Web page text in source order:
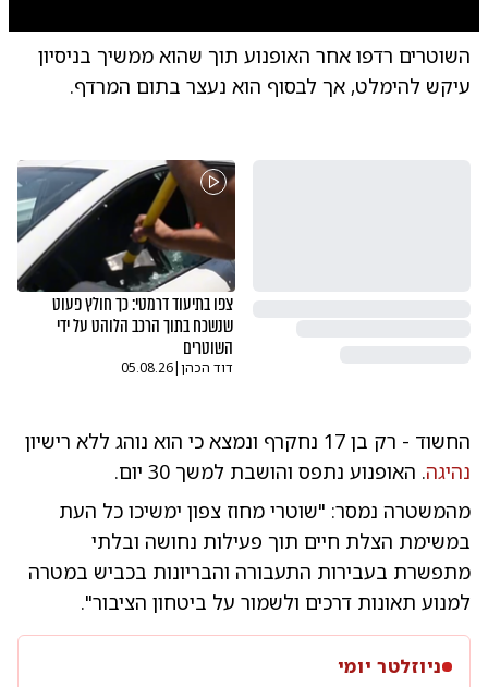
השוטרים רדפו אחר האופנוע תוך שהוא ממשיך בניסיון
עיקש להימלט, אך לבסוף הוא נעצר בתום המרדף.
צפו בתיעוד דרמטי: כך חולץ פעוט
שנשכח בתוך הרכב הלוהט על ידי
השוטרים
דוד הכהן|
05.08.26
החשוד - רק בן 17 נחקרף ונמצא כי הוא נוהג ללא רישיון
נהיגה. האופנוע נתפס והושבת למשך 30 יום.
מהמשטרה נמסר: "שוטרי מחוז צפון ימשיכו כל העת
במשימת הצלת חיים תוך פעילות נחושה ובלתי
מתפשרת בעבירות התעבורה והבריונות בכביש במטרה
למנוע תאונות דרכים ולשמור על ביטחון הציבור".
ניוזלטר יומי